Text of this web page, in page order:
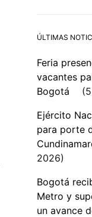
ÚLTIMAS
Feria
vacantes
Bogotá
Ejército
para porte
2026
Bogotá
Metro y
un avance